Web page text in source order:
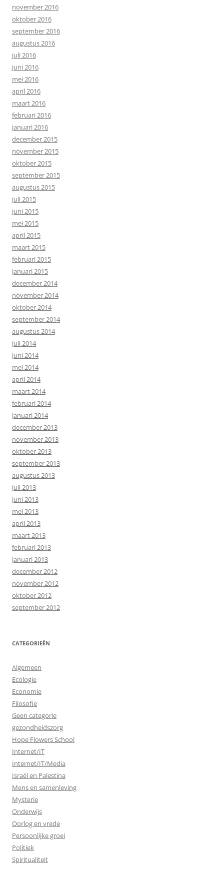
november 2016
oktober 2016
september 2016
augustus 2016
juli 2016
juni 2016
mei 2016
april 2016
maart 2016
februari 2016
januari 2016
december 2015
november 2015
oktober 2015
september 2015
augustus 2015
juli 2015
juni 2015
mei 2015
april 2015
maart 2015
februari 2015
januari 2015
december 2014
november 2014
oktober 2014
september 2014
augustus 2014
juli 2014
juni 2014
mei 2014
april 2014
maart 2014
februari 2014
januari 2014
december 2013
november 2013
oktober 2013
september 2013
augustus 2013
juli 2013
juni 2013
mei 2013
april 2013
maart 2013
februari 2013
januari 2013
december 2012
november 2012
oktober 2012
september 2012
CATEGORIEËN
Algemeen
Ecologie
Economie
Filosofie
Geen categorie
gezondheidszorg
Hope Flowers School
Internet/IT
Internet/IT/Media
Israël en Palestina
Mens en samenleving
Mysterie
Onderwijs
Oorlog en vrede
Persoonlijke groei
Politiek
Spiritualiteit